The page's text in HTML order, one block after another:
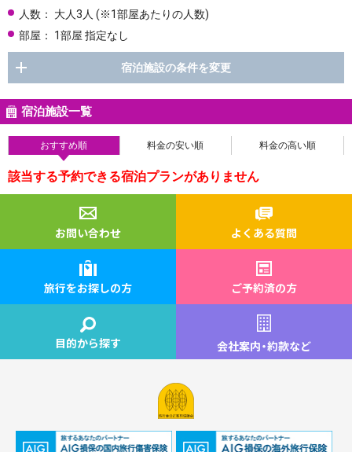
人数：
大人3人 (※1部屋あたりの人数)
部屋：
1部屋 指定なし
宿泊施設の条件を変更
宿泊施設一覧
おすすめ順 料金の安い順 料金の高い順
該当する予約できる宿泊プランがありません
お問い合わせ よくある質問
旅行をお探しの方 ご予約済の方
目的から探す 会社案内・約款など